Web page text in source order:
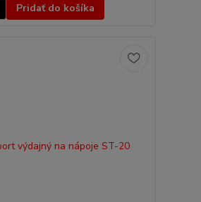
Pridať do košíka